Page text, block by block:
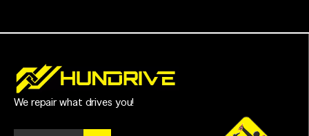
We repair what drives you!